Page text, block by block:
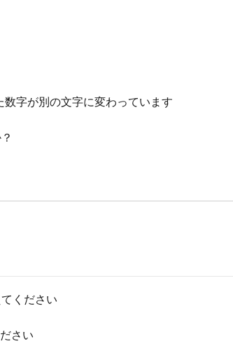
字が別の文字に変わっています
ください
さい